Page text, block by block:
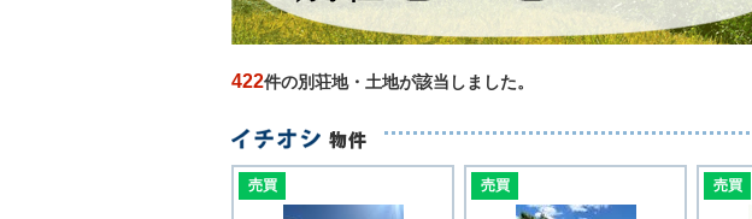
422件の別荘地・土地が該当しました。
売買 売買 売買